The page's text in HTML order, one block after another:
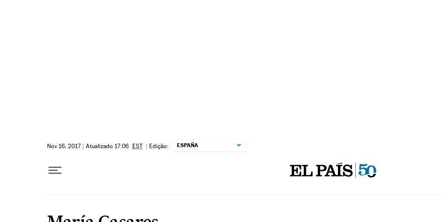
Nov 16, 2017 | Atualizado 17:06 EST | Edição: ESPAÑA